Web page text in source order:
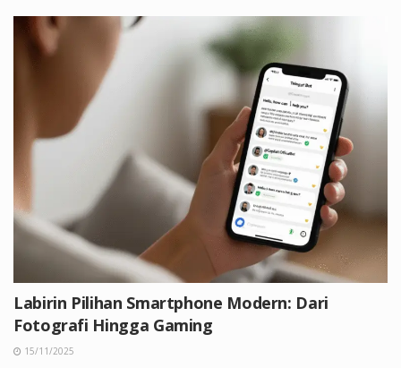
Labirin Pilihan Smartphone Modern: Dari
Fotografi Hingga Gaming
15/11/2025